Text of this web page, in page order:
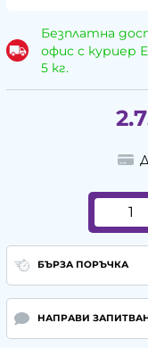
Безплатна
офис с куриер
5 кг.
БЪРЗА ПОРЪЧКА
НАПРАВИ